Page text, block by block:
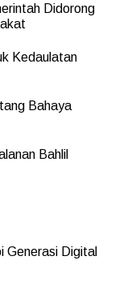
Didorong
Kedaulatan
Bahaya
Bahlil
Generasi Digital